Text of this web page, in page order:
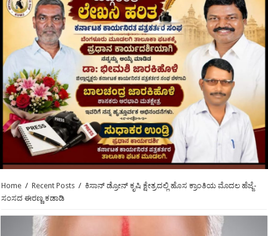
Home / Recent Posts / ಕಿಸಾನ್ ಡ್ರೋನ್ ಕೃಷಿ ಕ್ಷೇತ್ರದಲ್ಲಿ ಹೊಸ ಕ್ರಾಂತಿಯ ಮೊದಲ ಹೆಜ್ಜೆ-
ಸಂಸದ ಈರಣ್ಣ ಕಡಾಡಿ